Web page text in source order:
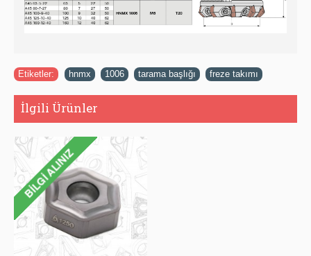
Etiketler: hnmx 1006 tarama başlığı freze takımı
İlgili Ürünler